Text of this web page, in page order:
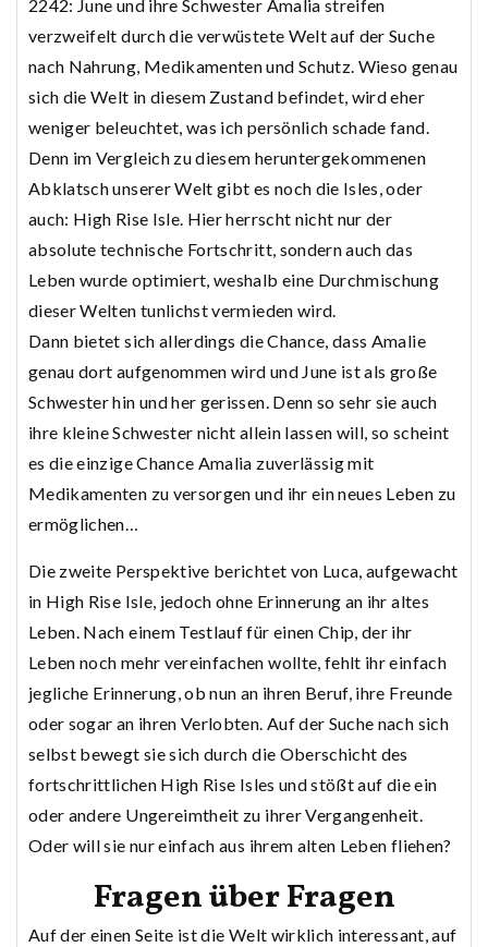
2242: June und ihre Schwester Amalia streifen
verzweifelt durch die verwüstete Welt auf der Suche
nach Nahrung, Medikamenten und Schutz. Wieso genau
sich die Welt in diesem Zustand befindet, wird eher
weniger beleuchtet, was ich persönlich schade fand.
Denn im Vergleich zu diesem heruntergekommenen
Abklatsch unserer Welt gibt es noch die Isles, oder
auch: High Rise Isle. Hier herrscht nicht nur der
absolute technische Fortschritt, sondern auch das
Leben wurde optimiert, weshalb eine Durchmischung
dieser Welten tunlichst vermieden wird.
Dann bietet sich allerdings die Chance, dass Amalie
genau dort aufgenommen wird und June ist als große
Schwester hin und her gerissen. Denn so sehr sie auch
ihre kleine Schwester nicht allein lassen will, so scheint
es die einzige Chance Amalia zuverlässig mit
Medikamenten zu versorgen und ihr ein neues Leben zu
ermöglichen…
Die zweite Perspektive berichtet von Luca, aufgewacht
in High Rise Isle, jedoch ohne Erinnerung an ihr altes
Leben. Nach einem Testlauf für einen Chip, der ihr
Leben noch mehr vereinfachen wollte, fehlt ihr einfach
jegliche Erinnerung, ob nun an ihren Beruf, ihre Freunde
oder sogar an ihren Verlobten. Auf der Suche nach sich
selbst bewegt sie sich durch die Oberschicht des
fortschrittlichen High Rise Isles und stößt auf die ein
oder andere Ungereimtheit zu ihrer Vergangenheit.
Oder will sie nur einfach aus ihrem alten Leben fliehen?
Fragen über Fragen
Auf der einen Seite ist die Welt wirklich interessant, auf